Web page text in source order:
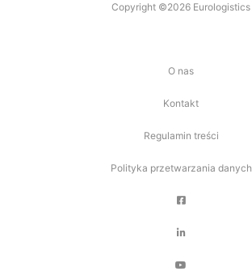
Copyright ©2026 Eurologistics
O nas
Kontakt
Regulamin treści
Polityka przetwarzania danych